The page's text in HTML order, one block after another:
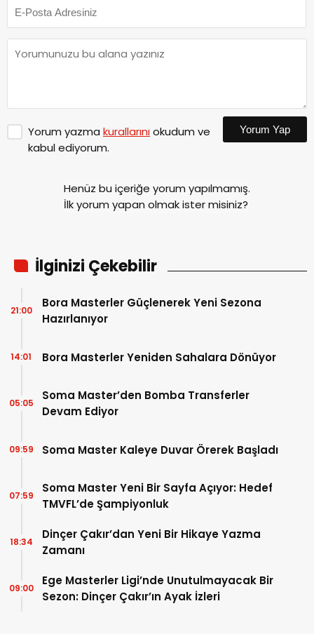
Yorum yazma kurallarınıokudum ve
kabul ediyorum.
Yorum Yap
Henüz bu içeriğe yorum yapılmamış.
İlk yorum yapan olmak ister misiniz?
İlginizi Çekebilir
Bora Masterler Güçlenerek Yeni Sezona
Hazırlanıyor
21:00
Bora Masterler Yeniden Sahalara Dönüyor
14:01
Soma Master’den Bomba Transferler
Devam Ediyor
05:05
Soma Master Kaleye Duvar Örerek Başladı
09:59
Soma Master Yeni Bir Sayfa Açıyor: Hedef
TMVFL’de Şampiyonluk
07:59
Dinçer Çakır’dan Yeni Bir Hikaye Yazma
Zamanı
18:34
Ege Masterler Ligi’nde Unutulmayacak Bir
Sezon: Dinçer Çakır’ın Ayak İzleri
09:00